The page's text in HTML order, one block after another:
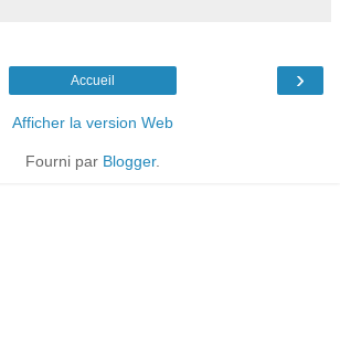
›
Accueil
Afficher la version Web
Fourni par Blogger.